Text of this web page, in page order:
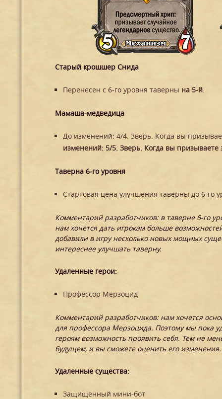
Старый крошшер Снида
Перенесен с 6-го уровня таверны на 5-й
Мамаша-медведица
До изменений: 4/4. Зверь. Когда вы
изменений: 5/5. Зверь. Когда вы призываете
Таверна 6-го уровня
Стартовая цена улучшения таверны до 6-го
Комментарий разработчиков: в таверне 6-го
нам хочется дать игрокам больше
добавили в игру несколько новых мощных
интереснее улучшать таверну.
Удаленные герои:
Профессор Мерзоцид
Комментарий разработчиков: нам хочется
для профессора Мерзоцида. Поэтому мы пока
героям возможность проявить себя. Тем не
будущем, и вы сможете оценить его изменения.
Удаленные существа:
Защищенный мини-бот